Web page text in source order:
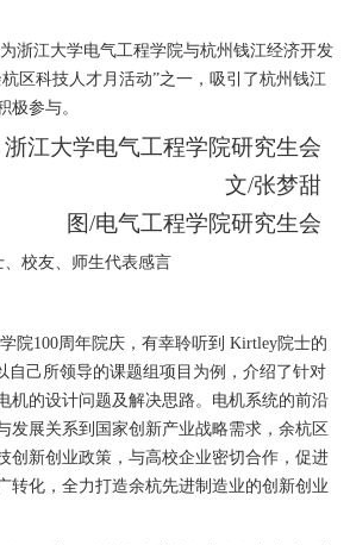
浙江大学电气工程学院与杭州钱江经济开发
杭区科技人才月活动”之一，吸引了杭州钱江
极参与。
江大学电气工程学院研究生会
文/张梦甜
图/电气工程学院研究生会
、校友、师生代表感言
院100周年院庆，有幸聆听到 Kirtley院士的
自己所领导的课题组项目为例，介绍了针对
机的设计问题及解决思路。电机系统的前沿
发展关系到国家创新产业战略需求，余杭区
创新创业政策，与高校企业密切合作，促进
转化，全力打造余杭先进制造业的创新创业